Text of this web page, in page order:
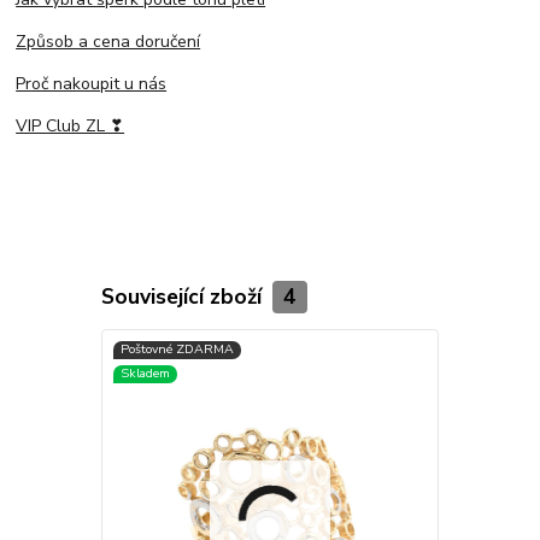
Způsob a cena doručení
Proč nakoupit u nás
VIP Club ZL ❣
Související zboží 4